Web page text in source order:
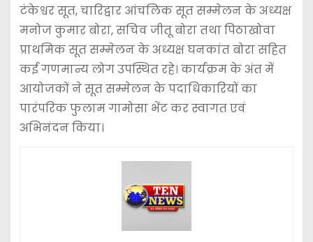
टंकेश्वर सूत, चारिद्वार आंचलिक सूत सम्मेलन के अध्यक्ष
मनोज कुमार बोरा, सचिव जीतू बोरा तथा पिठाखोवा
प्राथमिक सूत सम्मेलन के अध्यक्ष घनकांत बोरा सहित
कई गणमान्य लोग उपस्थित रहे। कार्यक्रम के अंत में
आयोजकों ने सूत सम्मेलन के पदाधिकारियों का
पारंपरिक फुलाम गामोसा भेंट कर स्वागत एवं
अभिनंदन किया।